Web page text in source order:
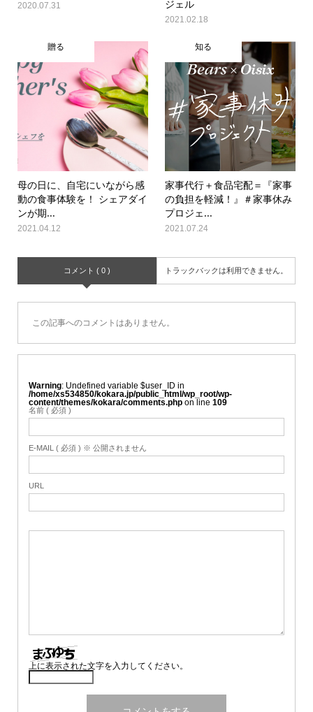
2020.07.31 ジェル
2021.02.18
贈る
母の日に、自宅にいながら感
動の食事体験を！ シェアダイ
ンが期...
2021.04.12
知る
家事代行＋食品宅配＝『家事
の負担を軽減！』＃家事休み
プロジェ...
2021.07.24
コメント ( 0 ) トラックバックは利用できません。
この記事へのコメントはありません。
Warning : Undefined variable $user_ID in
/home/xs534850/kokara.jp/public_html/wp_root/wp-
content/themes/kokara/comments.phpon line 109
名前 ( 必須 )
E-MAIL ( 必須 ) ※ 公開されません
URL
上に表示された文字を入力してください。